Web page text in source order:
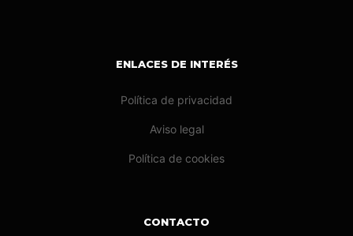
ENLACES DE INTERÉS
Política de privacidad
Aviso legal
Política de cookies
CONTACTO